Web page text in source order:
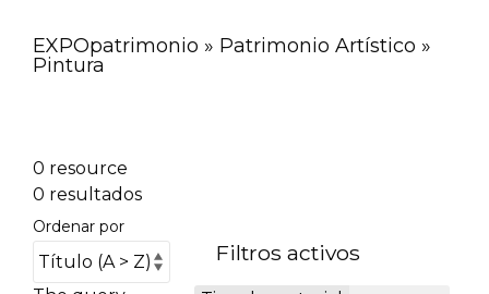
EXPOpatrimonio » Patrimonio Artístico »
Pintura
0 resource
0 resultados
Ordenar por
Filtros activos